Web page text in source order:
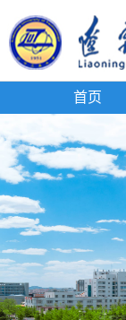
首页